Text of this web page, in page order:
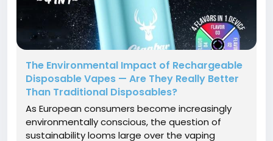
The Environmental Impact of Rechargeable
Disposable Vapes — Are They Really Better
Than Traditional Disposables?
As European consumers become increasingly
environmentally conscious, the question of
sustainability looms large over the vaping